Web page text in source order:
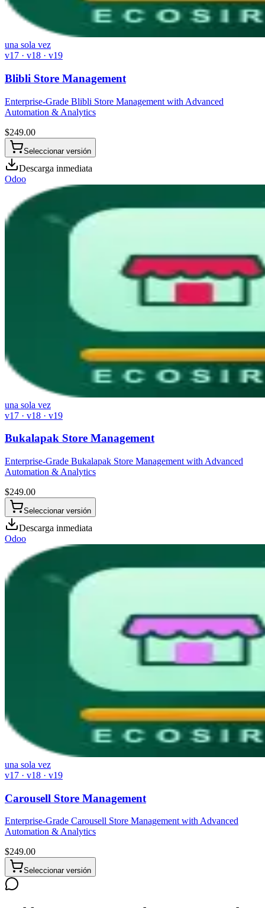
una sola vez
v17 · v18 · v19
Blibli Store Management
Enterprise-Grade Blibli Store Management with Advanced
Automation & Analytics
$249.00
Seleccionar versión
Descarga inmediata
Odoo
una sola vez
v17 · v18 · v19
Bukalapak Store Management
Enterprise-Grade Bukalapak Store Management with Advanced
Automation & Analytics
$249.00
Seleccionar versión
Descarga inmediata
Odoo
una sola vez
v17 · v18 · v19
Carousell Store Management
Enterprise-Grade Carousell Store Management with Advanced
Automation & Analytics
$249.00
Seleccionar versión